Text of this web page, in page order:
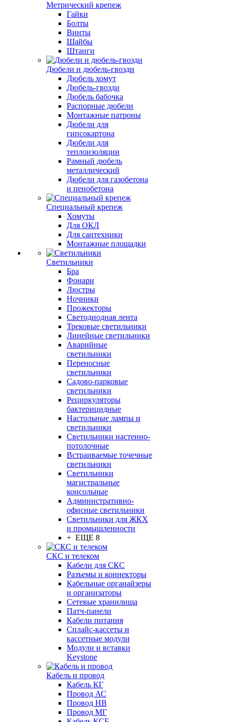
Метрический крепеж
Гайки
Болты
Винты
Шайбы
Штанги
Дюбели и дюбель-гвозди
Дюбель хомут
Дюбель-гвозди
Дюбель бабочка
Распорные дюбели
Монтажные патроны
Дюбели для
гипсокартона
Дюбели для
теплоизоляции
Рамный дюбель
металлический
Дюбели для газобетона
и пенобетона
Специальный крепеж
Хомуты
Для ОКЛ
Для сантехники
Монтажные площадки
Светильники
Бра
Фонари
Люстры
Ночники
Прожекторы
Светодиодная лента
Трековые светильники
Линейные светильники
Аварийные
светильники
Переносные
светильники
Садово-парковые
светильники
Рециркуляторы
бактерицидные
Настольные лампы и
светильники
Светильники настенно-
потолочные
Встраиваемые точечные
светильники
Светильники
магистральные
консольные
Административно-
офисные светильники
Светильники для ЖКХ
и промышленности
+ ЕЩЕ 8
СКС и телеком
Кабели для СКС
Разъемы и коннекторы
Кабельные органайзеры
и организаторы
Сетевые хранилища
Патч-панели
Кабели питания
Сплайс-кассеты и
кассетные модули
Модули и вставки
Keystone
Кабель и провод
Кабель КГ
Провод АС
Провод НВ
Провод МГ